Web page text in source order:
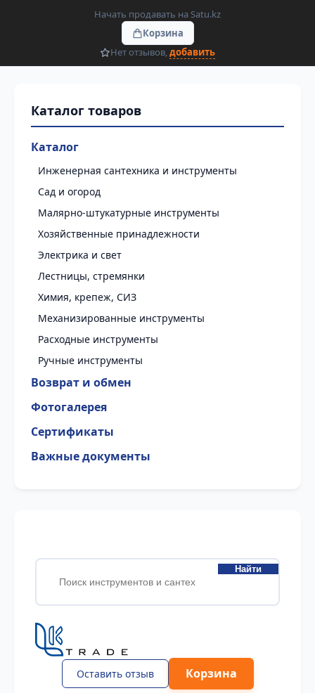
Начать продавать на Satu.kz
Корзина
Нет отзывов,добавить
Каталог
Инженерная сантехника и инструменты
Сад и огород
Малярно-штукатурные инструменты
Хозяйственные принадлежности
Электрика и свет
Лестницы, стремянки
Химия, крепеж, СИЗ
Механизированные инструменты
Расходные инструменты
Ручные инструменты
Возврат и обмен
Фотогалерея
Сертификаты
Важные документы
Найти
Оставить отзыв Корзина